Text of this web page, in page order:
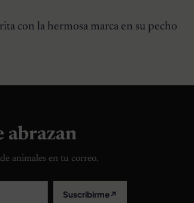
con la hermosa marca en su pecho
abrazan
animales en tu correo.
Suscribirme↗